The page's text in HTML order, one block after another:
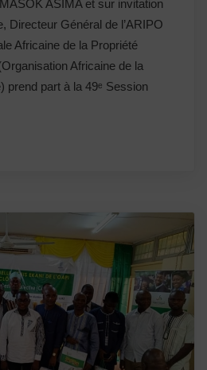
ASIMA et sur invitation
Directeur Général de l’ARIPO
Africaine de la Propriété
Africaine de la
prend part à la 49ᵉ Session